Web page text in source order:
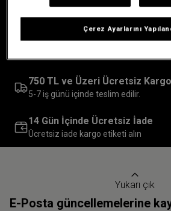
İlk Alışverişine Özel %10
750 TL ve Üzeri Ücretsiz Kargo
5-7 iş günü içinde teslim edilir.
14 Gün İçinde Ücretsiz İade
Ücretsiz iade kargo etiketi alın
Yukarı çık
E-Posta güncellemelerine
Çerez Ayarlarını